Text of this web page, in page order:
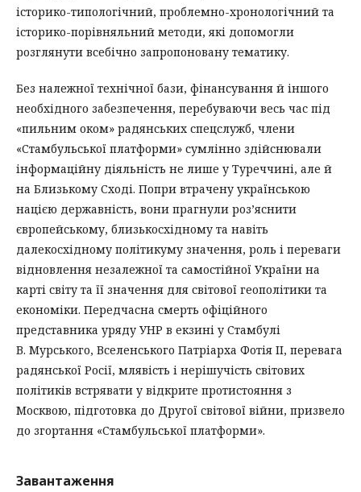
історико-типологічний, проблемно-хронологічний та
історико-порівняльний методи, які допомогли
розглянути всебічно запропоновану тематику.
Без належної технічної бази, фінансування й іншого
необхідного забезпечення, перебуваючи весь час під
«пильним оком» радянських спецслужб, члени
«Стамбульської платформи» сумлінно здійснювали
інформаційну діяльність не лише у Туреччині, але й
на Близькому Сході. Попри втрачену українською
нацією державність, вони прагнули роз’яснити
європейському, близькосхідному та навіть
далекосхідному політикуму значення, роль і переваги
відновлення незалежної та самостійної України на
карті світу та її значення для світової геополітики та
економіки. Передчасна смерть офіційного
представника уряду УНР в екзині у Стамбулі
В. Мурського, Вселенського Патріарха Фотія ІІ, перевага
радянської Росії, млявість і нерішучість світових
політиків встрявати у відкрите протистояння з
Москвою, підготовка до Другої світової війни, призвело
до згортання «Стамбульської платформи».
Завантаження